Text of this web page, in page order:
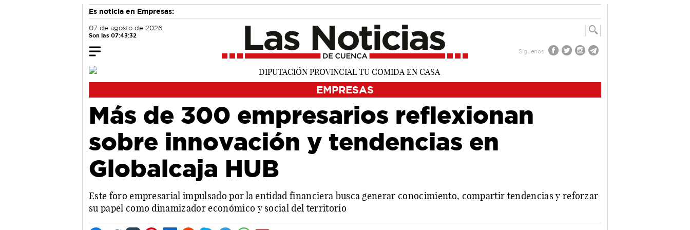
Es noticia en Empresas:
07 de agosto de 2026
Son las 07:43:32
Síguenos
EMPRESAS
Más de 300 empresarios reflexionan
sobre innovación y tendencias en
Globalcaja HUB
Este foro empresarial impulsado por la entidad financiera busca generar conocimiento, compartir tendencias y reforzar
su papel como dinamizador económico y social del territorio